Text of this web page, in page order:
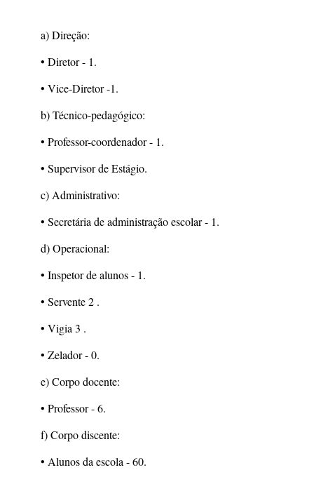
a) Direção:
• Diretor - 1.
• Vice-Diretor -1.
b) Técnico-pedagógico:
• Professor-coordenador - 1.
• Supervisor de Estágio.
c) Administrativo:
• Secretária de administração escolar - 1.
d) Operacional:
• Inspetor de alunos - 1.
• Servente 2 .
• Vigia 3 .
• Zelador - 0.
e) Corpo docente:
• Professor - 6.
f) Corpo discente:
• Alunos da escola - 60.